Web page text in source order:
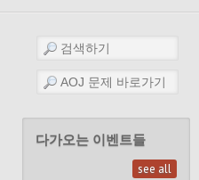
다가오는 이벤트들
see all